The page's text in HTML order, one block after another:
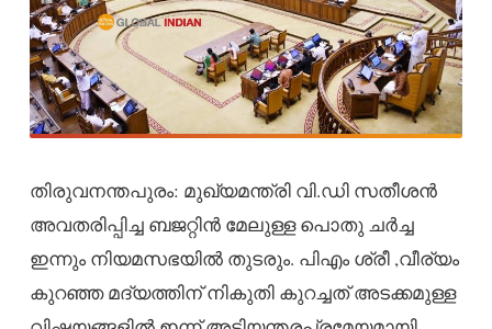
തിരുവനന്തപുരം: മുഖ്യമന്ത്രി വി.ഡി സതീശൻ
അവതരിപ്പിച്ച ബജറ്റിൻ മേലുള്ള പൊതു ചർച്ച
ഇന്നും നിയമസഭയിൽ തുടരും. പിഎം ശ്രീ ,വീര്യം
കുറഞ്ഞ മദ്യത്തിന് നികുതി കുറച്ചത് അടക്കമുള്ള